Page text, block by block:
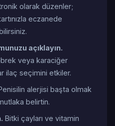
olarak düzenler;
eczanede
açıklayın.
veya karaciğer
ilaç seçimini etkiler.
alerjisi başta olmak
belirtin.
Bitki çayları ve vitamin